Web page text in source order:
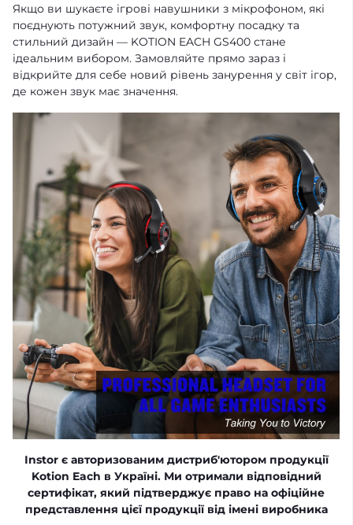
Якщо ви шукаєте ігрові навушники з мікрофоном, які
поєднують потужний звук, комфортну посадку та
стильний дизайн — KOTION EACH GS400 стане
ідеальним вибором. Замовляйте прямо зараз і
відкрийте для себе новий рівень занурення у світ ігор,
де кожен звук має значення.
Іnstor є авторизованим дистриб'ютором продукції
Kotion Each в Україні. Ми отримали відповідний
сертифікат, який підтверджує право на офіційне
представлення цієї продукції від імені виробника